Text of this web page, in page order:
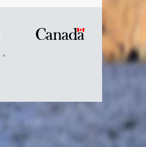
Symbole
Canada